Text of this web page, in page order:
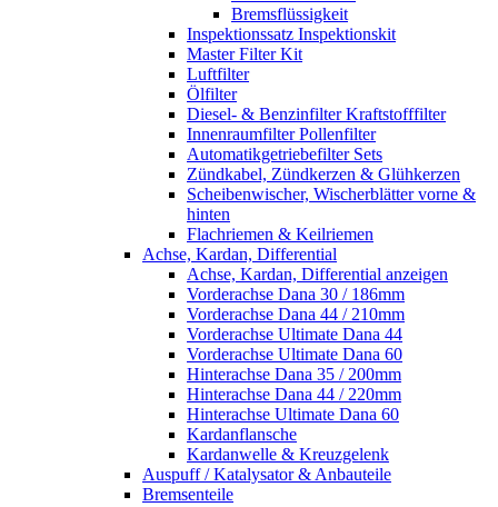
Bremsflüssigkeit
Inspektionssatz Inspektionskit
Master Filter Kit
Luftfilter
Ölfilter
Diesel- & Benzinfilter Kraftstofffilter
Innenraumfilter Pollenfilter
Automatikgetriebefilter Sets
Zündkabel, Zündkerzen & Glühkerzen
Scheibenwischer, Wischerblätter vorne &
hinten
Flachriemen & Keilriemen
Achse, Kardan, Differential
Achse, Kardan, Differential anzeigen
Vorderachse Dana 30 / 186mm
Vorderachse Dana 44 / 210mm
Vorderachse Ultimate Dana 44
Vorderachse Ultimate Dana 60
Hinterachse Dana 35 / 200mm
Hinterachse Dana 44 / 220mm
Hinterachse Ultimate Dana 60
Kardanflansche
Kardanwelle & Kreuzgelenk
Auspuff / Katalysator & Anbauteile
Bremsenteile